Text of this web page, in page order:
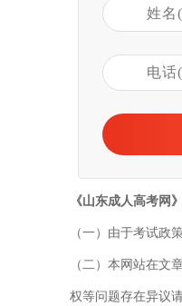
《山东成人高考网
（一）由于考试政
（二）本网站在文
权等问题存在异议